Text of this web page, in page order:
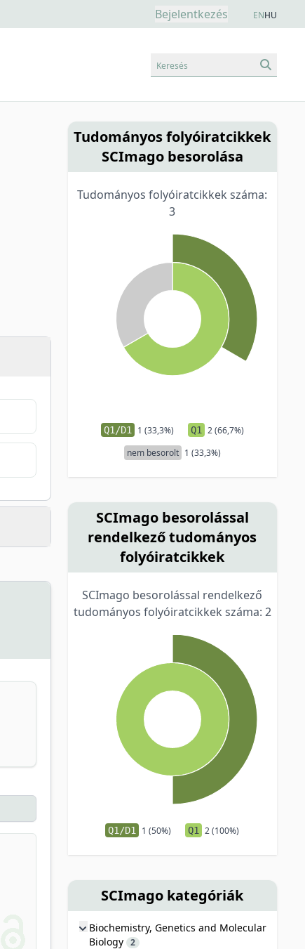
Bejelentkezés ENHU
Keresés
Tudományos folyóiratcikkek
SCImago besorolása
Tudományos folyóiratcikkek száma:
3
Q1/D1 1 (33,3%) Q1
2 (66,7%)
nem besorolt 1 (33,3%)
SCImago besorolással
rendelkező tudományos
folyóiratcikkek
SCImago besorolással rendelkező
tudományos folyóiratcikkek száma: 2
Q1/D1 1 (50%) Q1 2 (100%)
SCImago kategóriák
Biochemistry, Genetics and Molecular
Biology 2